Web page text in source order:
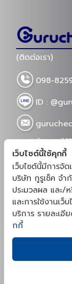
เขียนโดย : กูรูเช็ค
Views 6217
ความรู้ที่เกี่ย
(กูรูเช็ค) วิตามินบี
2024-06-28 18:00
สำหรับบทความนี้ กู
กับ "
VITAMIN B"ใ
ตรงนี้ก่อนนน
รวม
ก่อน
Views 6165
เว็บไซต์นี้ใช้คุกกี้
เว็บไซต์นี้มีการจั
บริษัท กูรูเช็ค จำ
ประมวลผล และ/
และการใช้งานเ
บริการ รายละเอี
กกี้